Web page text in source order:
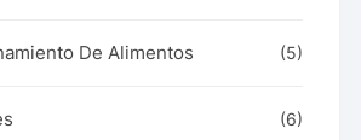
De Alimentos (5)
(6)